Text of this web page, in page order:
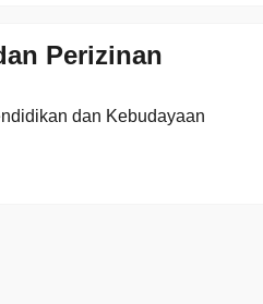
Perizinan
dan Kebudayaan